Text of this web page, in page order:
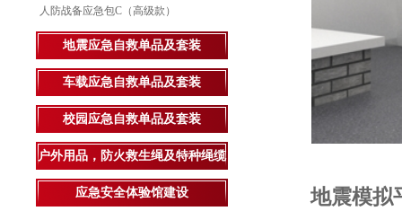
人防战备应急包C（高级款）
地震应急自救单品及套装
车载应急自救单品及套装
校园应急自救单品及套装
户外用品，防火救生绳及特种绳缆
应急安全体验馆建设 地震模拟